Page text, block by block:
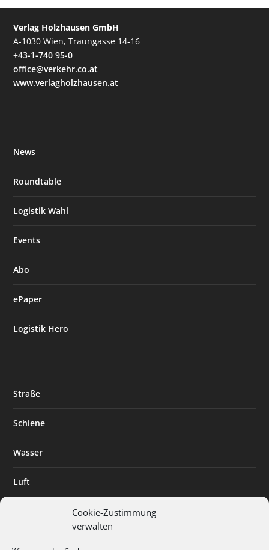
Cookie-Zustimmung
verwalten
Verlag Holzhausen GmbH
A-1030 Wien, Traungasse 14-16
+43-1-740 95-0
office@verkehr.co.at
www.verlagholzhausen.at
News
Roundtable
Logistik Wahl
Events
Abo
ePaper
Logistik Hero
Straße
Schiene
Wasser
Luft